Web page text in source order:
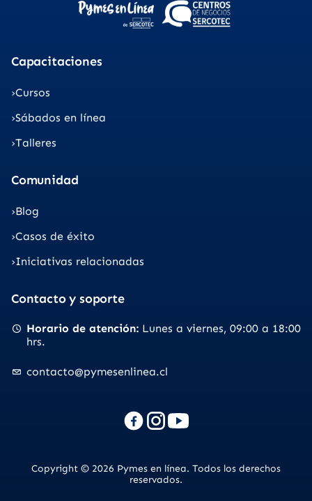
Capacitaciones
Cursos
Sábados en línea
Talleres
Comunidad
Blog
Casos de éxito
Iniciativas relacionadas
Contacto y soporte
Horario de atención Lunes a viernes 09:00 a 18:00
hrs.
contacto@pymesenlinea.cl
Copyright © 2026 Pymes en línea. Todos los derechos
reservados.